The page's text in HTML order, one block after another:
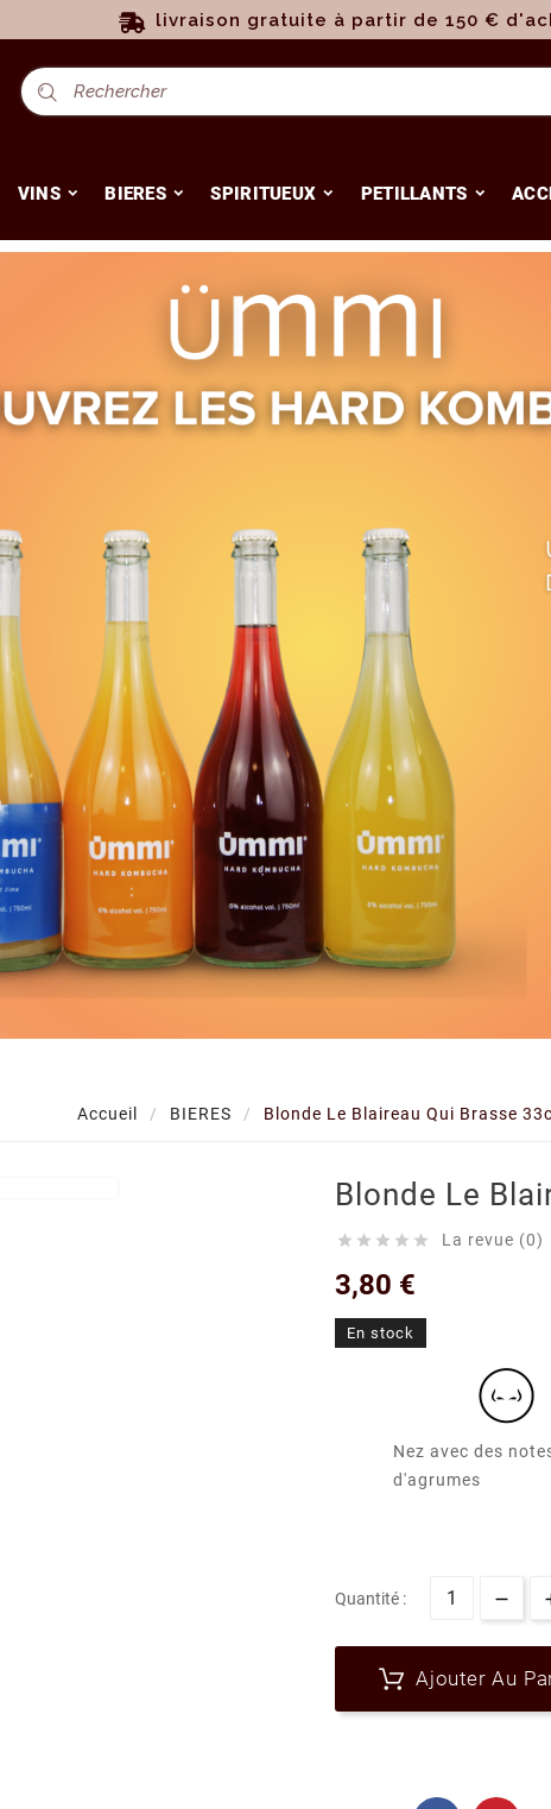
livraison gratuite à partir de 150 €
VINS BIERES SPIRITUEUX PETILLANTS
Accueil BIERES Blonde Le Blaireau Qui Brasse 33cl
Blonde Le
     La revue (0)
3,80 €
En stock
Nez avec des
d'agrumes
Quantité :
Ajouter Au